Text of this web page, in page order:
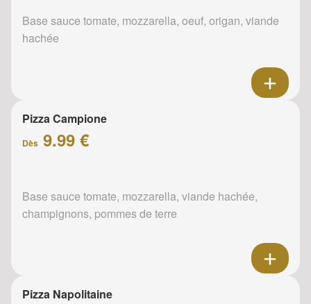
Base sauce tomate, mozzarella, oeuf, origan, viande
hachée
Pizza Campione
Dès 9.99 €
Base sauce tomate, mozzarella, viande hachée,
champignons, pommes de terre
Pizza Napolitaine